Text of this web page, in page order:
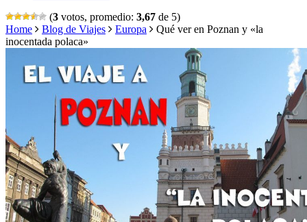
(3 votos, promedio: 3,67 de 5)
Home
Blog de Viajes Europa
Qué ver en Poznan y «la
inocentada polaca»